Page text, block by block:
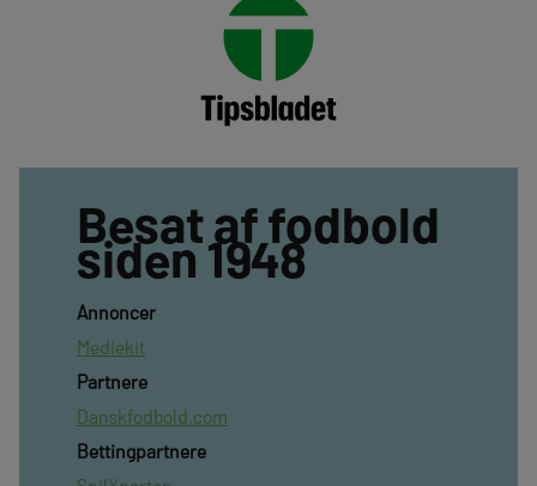
Besat af fodbold
siden 1948
Annoncer
Mediekit
Partnere
Danskfodbold.com
Bettingpartnere